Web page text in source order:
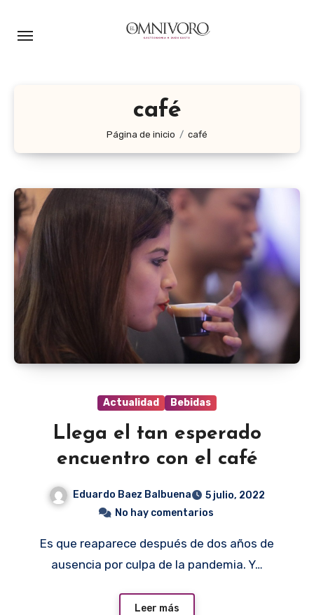
café
Página de inicio café
Actualidad Bebidas
Llega el tan esperado
encuentro con el café
Eduardo Baez Balbuena
5 julio, 2022
No hay comentarios
Es que reaparece después de dos años de
ausencia por culpa de la pandemia. Y…
Leer más